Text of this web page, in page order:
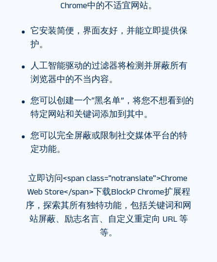
Chrome中的不适宜网站。
它安装简便，界面友好，并能立即提供保
护。
人工智能驱动的过滤器将检测并屏蔽所有
浏览器中的不当内容。
您可以创建一个“黑名单”，将您不想看到的
特定网站和关键词添加到其中。
您可以完全屏蔽或限制社交媒体平台的特
定功能。
立即访问<span class="notranslate">Chrome
Web Store</span>下载BlockP Chrome扩展程
序，探索其所有独特功能，包括关键词和网
站屏蔽、励志名言、自定义重定向 URL 等
等。